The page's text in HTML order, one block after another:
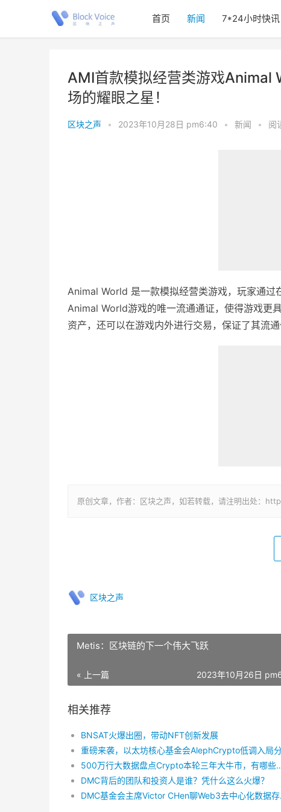
首页 新闻 7*24小时快讯
AMI首款模拟经营类游戏Animal
场的耀眼之星！
区块之声 • 2023年10月28日 pm6:40 • 新闻 • 阅
Animal World 是一款模拟经营类游戏，玩家通过
Animal World游戏的唯一流通通证，使得游戏更
资产，还可以在游戏内外进行交易，保证了其流通
原创文章，作者：区块之声，如若转载，请注明出处：
区块之声
Metis：区块链的下一个伟大飞跃
« 上一篇 2023年10月26日
相关推荐
BNSAT火爆出圈，带动NFT创新发展
500万行大数据盘点
DMC背后的团队和投资人是谁？凭什么这么火爆？
DMC